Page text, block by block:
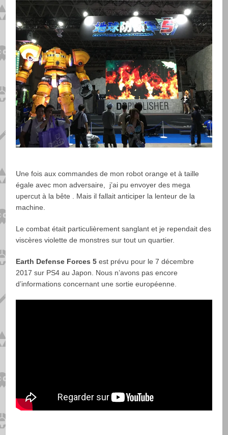
Une fois aux commandes de mon robot orange et à taille
égale avec mon adversaire, j’ai pu envoyer des mega
upercut à la bête . Mais il fallait anticiper la lenteur de la
machine.
Le combat était particulièrement sanglant et je rependait des
viscères violette de monstres sur tout un quartier.
Earth Defense Forces 5 est prévu pour le 7 décembre
2017 sur PS4 au Japon. Nous n’avons pas encore
d’informations concernant une sortie européenne.